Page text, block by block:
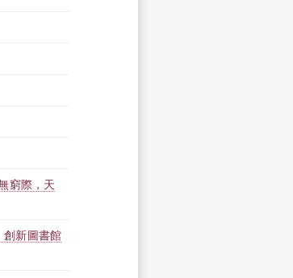
窮際，天
創新圖書館